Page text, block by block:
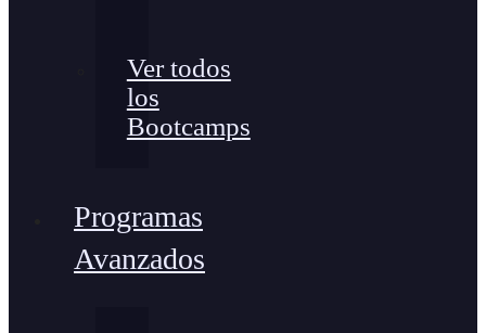
Ver todos
los
Bootcamps
Programas
Avanzados